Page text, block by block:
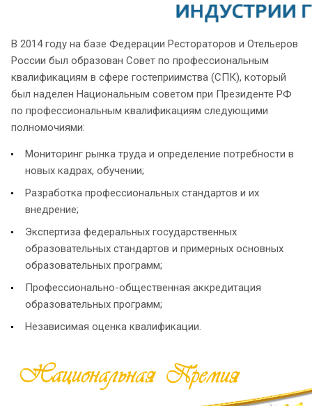
В 2014 году на базе Федерации Рестораторов и Отельеров
России был образован Совет по профессиональным
квалификациям в сфере гостеприимства (СПК), который
был наделен Национальным советом при Президенте РФ
по профессиональным квалификациям следующими
полномочиями:
Мониторинг рынка труда и определение потребности в
новых кадрах, обучении;
Разработка профессиональных стандартов и их
внедрение;
Экспертиза федеральных государственных
образовательных стандартов и примерных основных
образовательных программ;
Профессионально-общественная аккредитация
образовательных программ;
Независимая оценка квалификации.